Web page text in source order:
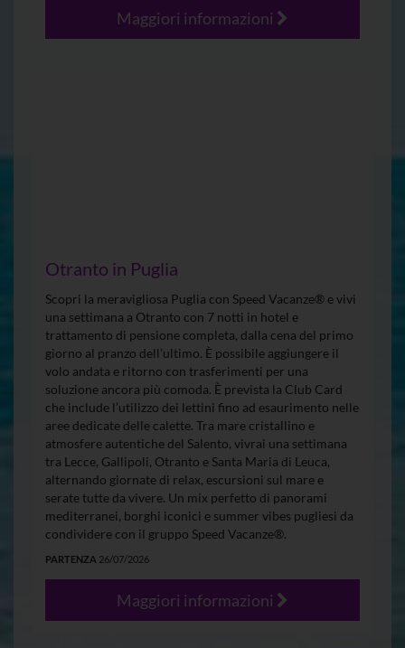
Maggiori informazioni
Otranto in Puglia
Scopri la meravigliosa Puglia con Speed Vacanze® e vivi
una settimana a Otranto con 7 notti in hotel e
trattamento di pensione completa, dalla cena del primo
giorno al pranzo dell’ultimo. È possibile aggiungere il
volo andata e ritorno con trasferimenti per una
soluzione ancora più comoda. È prevista la Club Card
che include l’utilizzo dei lettini fino ad esaurimento nelle
aree dedicate delle calette. Tra mare cristallino e
atmosfere autentiche del Salento, vivrai una settimana
tra Lecce, Gallipoli, Otranto e Santa Maria di Leuca,
alternando giornate di relax, escursioni sul mare e
serate tutte da vivere. Un mix perfetto di panorami
mediterranei, borghi iconici e summer vibes pugliesi da
condividere con il gruppo Speed Vacanze®.
PARTENZA 26/07/2026
Maggiori informazioni